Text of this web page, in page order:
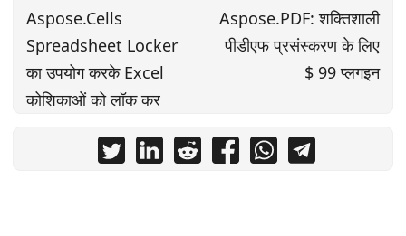
Aspose.Cells
Spreadsheet Locker
का उपयोग करके Excel
कोशिकाओं को लॉक कर
Aspose.PDF: शक्तिशाली
पीडीएफ प्रसंस्करण के लिए
$ 99 प्लगइन